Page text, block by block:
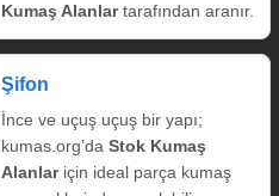
Kumaş Alanlartarafından aranır.
Şifon
İnce ve uçuş uçuş bir yapı;
kumas.org’da Stok Kumaş
Alanlariçin ideal parça kumaş